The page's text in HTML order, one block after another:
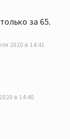
за 65.
2020 в 14:41
в 14:40